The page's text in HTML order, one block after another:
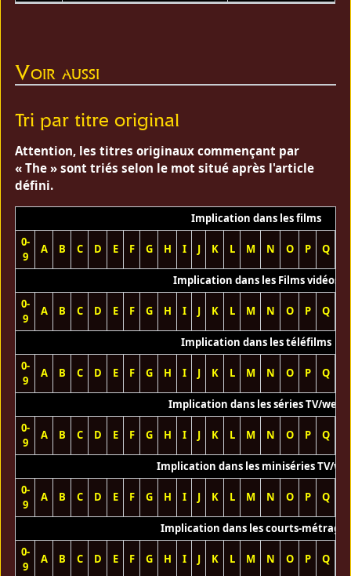
Voir aussi
Tri par titre original
Attention, les titres originaux commençant par
« The » sont triés selon le mot situé après l'article
défini.
Implication dans les films
0-
9
A B C D E F G H I J K L M N O P Q
Implication dans les Films vidéos
0-
9
A B C D E F G H I J K L M N O P Q
Implication dans les téléfilms
0-
9
A B C D E F G H I J K L M N O P Q
Implication dans les séries TV/web
0-
9
A B C D E F G H I J K L M N O P Q
Implication dans les miniséries TV/
0-
9
A B C D E F G H I J K L M N O P Q
Implication dans les courts-métrages
0-
9
A B C D E F G H I J K L M N O P Q